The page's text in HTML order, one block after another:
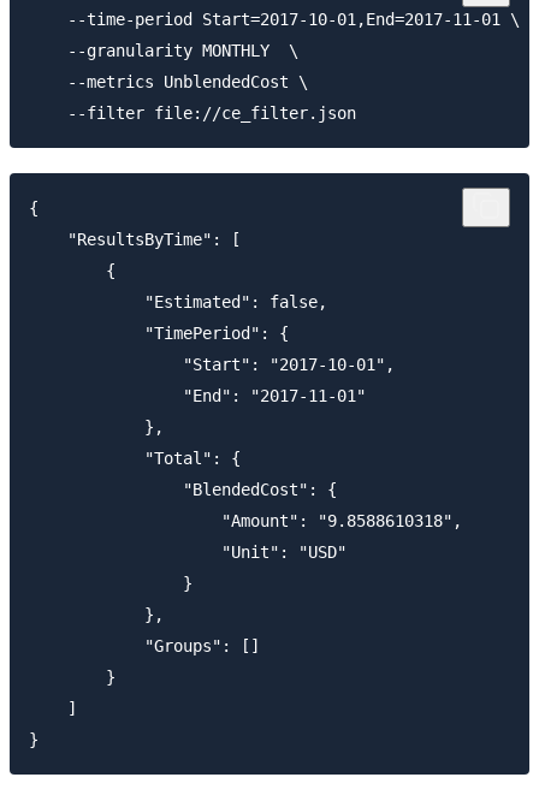
    --time-period Start=2017-10-01,End=2017-11-01 \
    --granularity MONTHLY  \
    --metrics UnblendedCost \
{
    "ResultsByTime": [
        {
            "Estimated": false,
            "TimePeriod": {
                "Start": "2017-10-01",
                "End": "2017-11-01"
            },
            "Total": {
                "BlendedCost": {
                    "Amount": "9.8588610318",
                    "Unit": "USD"
                }
            },
            "Groups": []
        }
    ]